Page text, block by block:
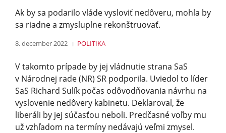
Ak by sa podarilo vláde vysloviť nedôveru, mohla by
sa riadne a zmysluplne rekonštruovať.
8. december 2022 POLITIKA
V takomto prípade by jej vládnutie strana SaS
v Národnej rade (NR) SR podporila. Uviedol to líder
SaS Richard Sulík počas odôvodňovania návrhu na
vyslovenie nedôvery kabinetu. Deklaroval, že
liberáli by jej súčasťou neboli. Predčasné voľby mu
už vzhľadom na termíny nedávajú veľmi zmysel.